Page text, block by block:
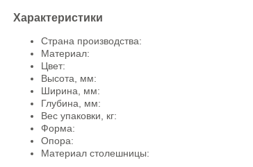
Характеристики
Страна производства:
Материал:
Цвет:
Высота, мм:
Ширина, мм:
Глубина, мм:
Вес упаковки, кг:
Форма:
Опора:
Материал столешницы: